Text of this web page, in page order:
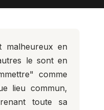
malheureux en
le sont en
comme
lieu commun,
toute sa